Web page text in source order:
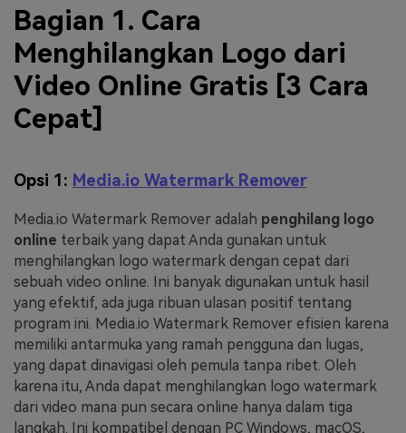
Bagian 1. Cara
Menghilangkan Logo dari
Video Online Gratis [3 Cara
Cepat]
Opsi 1: Media.io Watermark Remover
Media.io Watermark Remover adalah penghilang logo
online terbaik yang dapat Anda gunakan untuk
menghilangkan logo watermark dengan cepat dari
sebuah video online. Ini banyak digunakan untuk hasil
yang efektif, ada juga ribuan ulasan positif tentang
program ini. Media.io Watermark Remover efisien karena
memiliki antarmuka yang ramah pengguna dan lugas,
yang dapat dinavigasi oleh pemula tanpa ribet. Oleh
karena itu, Anda dapat menghilangkan logo watermark
dari video mana pun secara online hanya dalam tiga
langkah. Ini kompatibel dengan PC Windows, macOS,